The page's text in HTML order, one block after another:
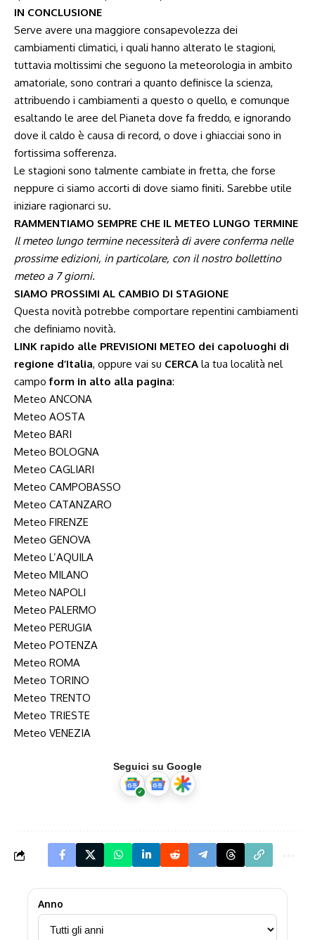
IN CONCLUSIONE
Serve avere una maggiore consapevolezza dei
cambiamenti climatici, i quali hanno alterato le stagioni,
tuttavia moltissimi che seguono la meteorologia in ambito
amatoriale, sono contrari a quanto definisce la scienza,
attribuendo i cambiamenti a questo o quello, e comunque
esaltando le aree del Pianeta dove fa freddo, e ignorando
dove il caldo è causa di record, o dove i ghiacciai sono in
fortissima sofferenza.
Le stagioni sono talmente cambiate in fretta, che forse
neppure ci siamo accorti di dove siamo finiti. Sarebbe utile
iniziare ragionarci su.
RAMMENTIAMO SEMPRE CHE IL METEO LUNGO TERMINE
Il meteo lungo termine necessiterà di avere conferma nelle
prossime edizioni, in particolare, con il nostro bollettino
meteo a 7 giorni.
SIAMO PROSSIMI AL CAMBIO DI STAGIONE
Questa novità potrebbe comportare repentini cambiamenti
che definiamo novità.
LINK rapido alle PREVISIONI METEO dei capoluoghi di
regione d’Italia, oppure vai su CERCA la tua località nel
campoform in alto alla pagina:
Meteo ANCONA
Meteo AOSTA
Meteo BARI
Meteo BOLOGNA
Meteo CAGLIARI
Meteo CAMPOBASSO
Meteo CATANZARO
Meteo FIRENZE
Meteo GENOVA
Meteo L’AQUILA
Meteo MILANO
Meteo NAPOLI
Meteo PALERMO
Meteo PERUGIA
Meteo POTENZA
Meteo ROMA
Meteo TORINO
Meteo TRENTO
Meteo TRIESTE
Meteo VENEZIA
Seguici su Google
Anno